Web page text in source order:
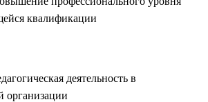
квалификации
деятельность в
организации